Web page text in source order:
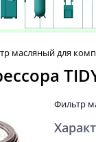
масляный для
Фильтр